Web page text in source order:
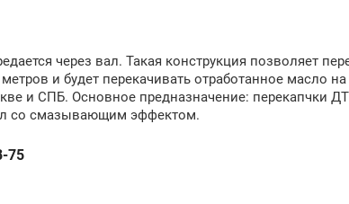
через вал. Такая конструкция позволяет
и будет перекачивать отработанное масло
и СПБ. Основное предназначение: перекапчки
со смазывающим эффектом.
75